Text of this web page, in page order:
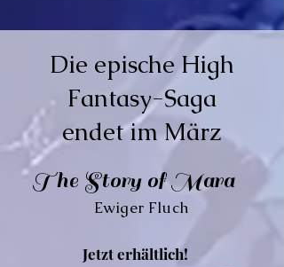
Die epische High
Fantasy-Saga
endet im März
The Story of Mara
Ewiger Fluch
Jetzt erhältlich!